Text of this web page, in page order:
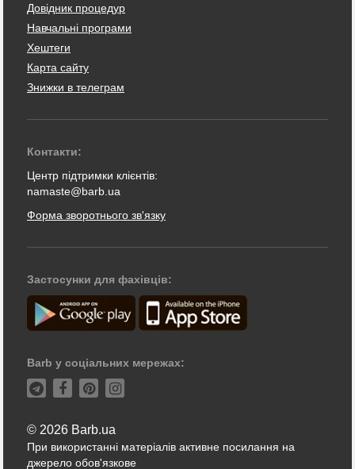
Довідник процедур
Навчальні програми
Хештеги
Карта сайту
Знижки в телеграм
Контакти:
Центр підтримки клієнтів:
namaste@barb.ua
Форма зворотнього зв'язку
Застосунки для фахівців:
Barb у соціальних мережах:
© 2026 Barb.ua
При використанні матеріалів активне посилання на
джерело обов'язкове